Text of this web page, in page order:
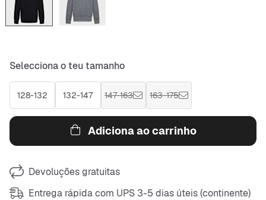
Selecciona o teu tamanho
128-132 132-147 147-163 163-175
Adiciona ao carrinho
Devoluções gratuitas
Entrega rápida com UPS 3-5 dias úteis (continente)